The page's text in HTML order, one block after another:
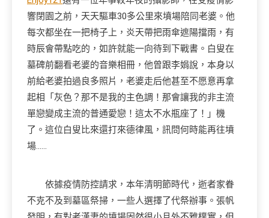
響閉園之前，天天驅車30多公里來墳場陪同老婆。他
每次都坐在一把椅子上，炎天帶把雨傘遮陽擋雨，有
時辰會帶點吃的，如許就能一向待到下戰書。白叟在
墓碑前翻看老婆的音樂相冊，他曾跟李娟說，本身以
前給老婆拍過良多照片，老婆走后他甚至不愿意再拿
起相「灰色？那不是我的主色調！那會讓我的非主流
單戀變成主流的普通愛戀！這太不水瓶座了！」機
了。這位白叟比來還打來德律風，訊問何時能再往墳
場……
依據疫情防控請求，本年清明節時代，逝者家眷
不克不及到墓區祭掃，一些人選擇了代祭辦事。張帆